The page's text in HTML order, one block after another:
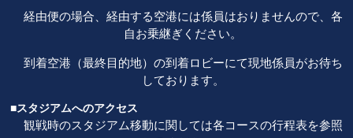
経由便の場合、経由する空港には係員はおりませんので、各
自お乗継ぎください。
到着空港（最終目的地）の到着ロビーにて現地係員がお待ち
しております。
■スタジアムへのアクセス
観戦時のスタジアム移動に関しては各コースの行程表を参照